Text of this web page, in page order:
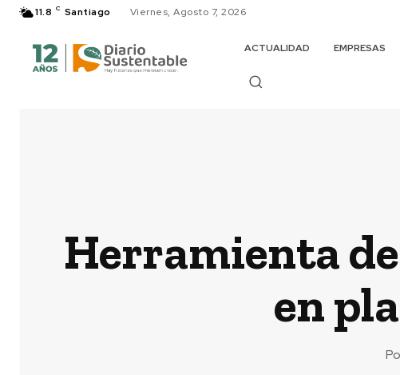
11.8 C Santiago Viernes, Agosto 7, 2026
ACTUALIDAD EMPRESAS
Herramienta
en